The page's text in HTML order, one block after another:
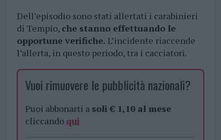
Dell’episodio sono stati allertati i carabinieri
di Tempio, che stanno effettuando le
opportune verifiche. L’incidente riaccende
l’allerta, in questo periodo, tra i cacciatori.
Vuoi rimuovere le pubblicità nazionali?
Puoi abbonarti a soli € 1,10 al mese
cliccando qui